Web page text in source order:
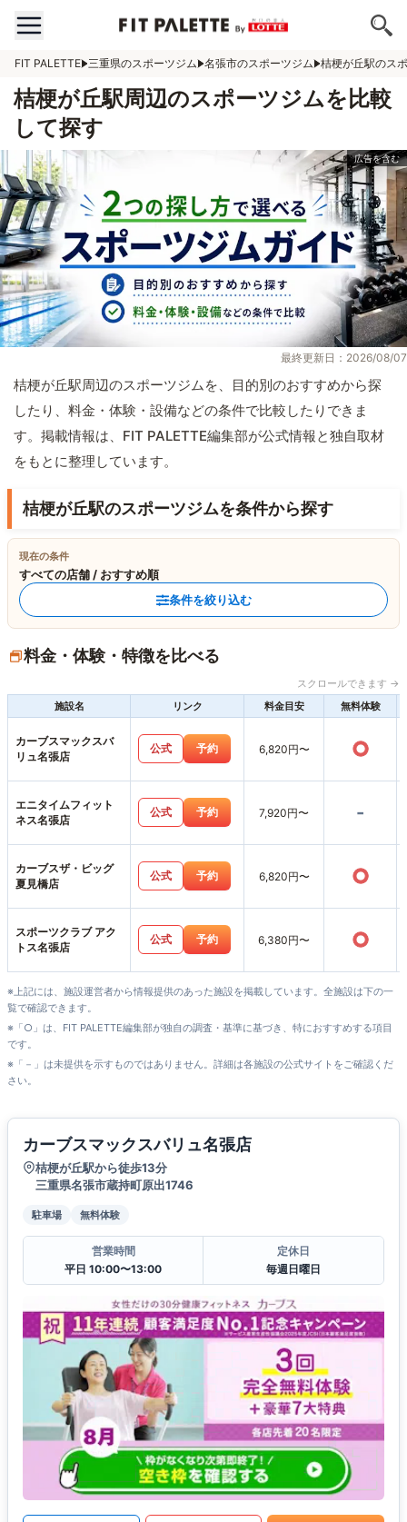
FIT PALETTE 三重県のスポーツジム 名張市のスポーツジム 桔梗が丘駅のス
桔梗が丘駅周辺のスポーツジムを比較
して探す
最終更新日：2026/08/07
桔梗が丘駅周辺のスポーツジムを、目的別のおすすめから探
したり、料金・体験・設備などの条件で比較したりできま
す。掲載情報は、FIT PALETTE編集部が公式情報と独自取材
をもとに整理しています。
桔梗が丘駅のスポーツジムを条件から探す
現在の条件
すべての店舗 / おすすめ順
条件を絞り込む
料金・体験・特徴を比べる
スクロールできます →
施設名
リンク 料金目安 無料体験
カーブスマックスバ
リュ名張店
公式 予約 6,820円〜 ○
エニタイムフィット
ネス名張店
公式 予約 7,920円〜 -
カーブスザ・ビッグ
夏見橋店
公式 予約 6,820円〜 ○
スポーツクラブ アク
トス名張店
公式 予約 6,380円〜 ○
※上記には、施設運営者から情報提供のあった施設を掲載しています。全施設は下の一
覧で確認できます。
※「○」は、FIT PALETTE編集部が独自の調査・基準に基づき、特におすすめする項目
です。
※「－」は未提供を示すものではありません。詳細は各施設の公式サイトをご確認くだ
さい。
カーブスマックスバリュ名張店
桔梗が丘駅から徒歩13分
三重県名張市蔵持町原出1746
駐車場 無料体験
営業時間
平日 10:00〜13:00
定休日
毎週日曜日